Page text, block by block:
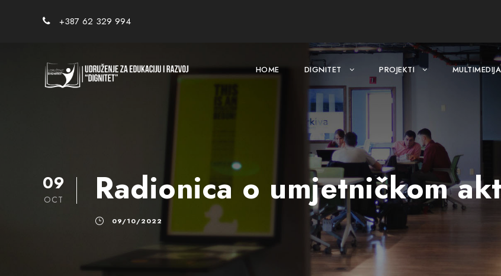
+387 62 329 994
HOME DIGNITET PROJEKTI MULTIMEDIJA
09
OCT Radionica o umjetničkom
09/10/2022